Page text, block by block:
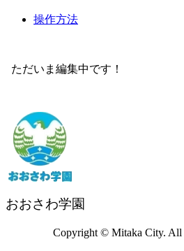
操作方法
ただいま編集中です！
おおさわ学園
Copyright © Mitaka City. All